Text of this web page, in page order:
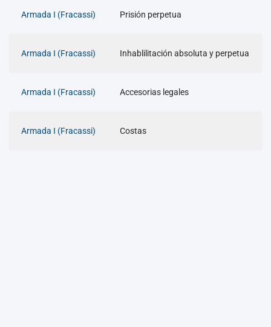
Armada I (Fracassi) Prisión perpetua
Armada I (Fracassi) Inhablilitación absoluta y perpetua
Armada I (Fracassi) Accesorias legales
Armada I (Fracassi) Costas